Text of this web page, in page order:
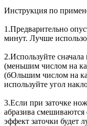
Инструкция по
1.Предварительно
минут. Лучше
2.Используйте
(меньшим числом на
(бОльшим числом на
используйте угол
3.Если при заточке
абразива смешиваются
эффект заточки будет